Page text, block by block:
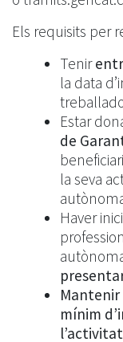
Els requisits per
Tenir
la data
Estar
de
la seva
Haver
mínim